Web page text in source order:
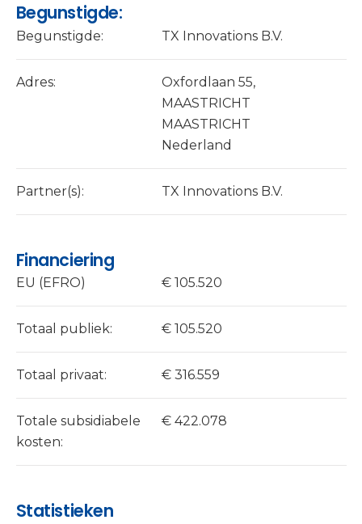
Begunstigde:
Begunstigde: TX Innovations B.V.
Adres:
Oxfordlaan 55,
MAASTRICHT
MAASTRICHT
Nederland
Partner(s): TX Innovations B.V.
Financiering
EU (EFRO) € 105.520
Totaal publiek: € 105.520
Totaal privaat: € 316.559
Totale subsidiabele
kosten:
€ 422.078
Statistieken